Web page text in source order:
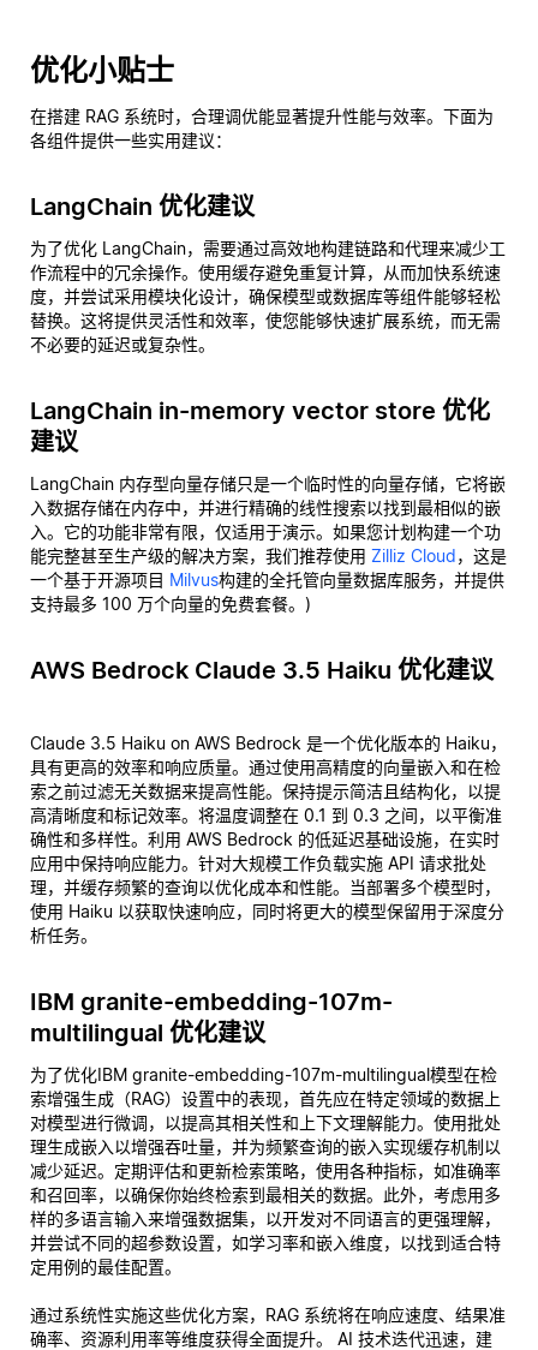
优化小贴士
在搭建 RAG 系统时，合理调优能显著提升性能与效率。下面为
各组件提供一些实用建议：
LangChain 优化建议
为了优化 LangChain，需要通过高效地构建链路和代理来减少工
作流程中的冗余操作。使用缓存避免重复计算，从而加快系统速
度，并尝试采用模块化设计，确保模型或数据库等组件能够轻松
替换。这将提供灵活性和效率，使您能够快速扩展系统，而无需
不必要的延迟或复杂性。
LangChain in-memory vector store 优化
建议
LangChain 内存型向量存储只是一个临时性的向量存储，它将嵌
入数据存储在内存中，并进行精确的线性搜索以找到最相似的嵌
入。它的功能非常有限，仅适用于演示。如果您计划构建一个功
能完整甚至生产级的解决方案，我们推荐使用 Zilliz Cloud，这是
一个基于开源项目 Milvus构建的全托管向量数据库服务，并提供
支持最多 100 万个向量的免费套餐。)
AWS Bedrock Claude 3.5 Haiku 优化建议
Claude 3.5 Haiku on AWS Bedrock 是一个优化版本的 Haiku，
具有更高的效率和响应质量。通过使用高精度的向量嵌入和在检
索之前过滤无关数据来提高性能。保持提示简洁且结构化，以提
高清晰度和标记效率。将温度调整在 0.1 到 0.3 之间，以平衡准
确性和多样性。利用 AWS Bedrock 的低延迟基础设施，在实时
应用中保持响应能力。针对大规模工作负载实施 API 请求批处
理，并缓存频繁的查询以优化成本和性能。当部署多个模型时，
使用 Haiku 以获取快速响应，同时将更大的模型保留用于深度分
析任务。
IBM granite-embedding-107m-
multilingual 优化建议
为了优化IBM granite-embedding-107m-multilingual模型在检
索增强生成（RAG）设置中的表现，首先应在特定领域的数据上
对模型进行微调，以提高其相关性和上下文理解能力。使用批处
理生成嵌入以增强吞吐量，并为频繁查询的嵌入实现缓存机制以
减少延迟。定期评估和更新检索策略，使用各种指标，如准确率
和召回率，以确保你始终检索到最相关的数据。此外，考虑用多
样的多语言输入来增强数据集，以开发对不同语言的更强理解，
并尝试不同的超参数设置，如学习率和嵌入维度，以找到适合特
定用例的最佳配置。
通过系统性实施这些优化方案，RAG 系统将在响应速度、结果准
确率、资源利用率等维度获得全面提升。 AI 技术迭代迅速，建